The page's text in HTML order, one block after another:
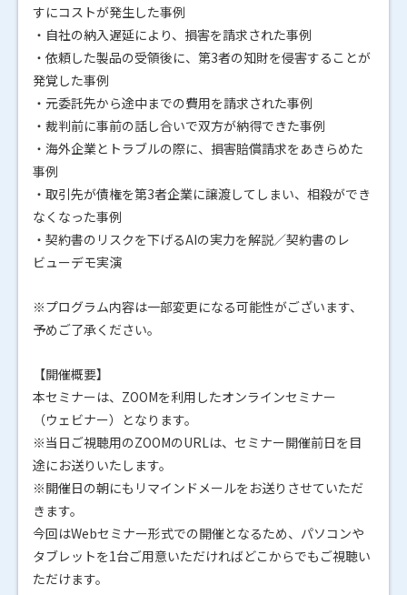
すにコストが発生した事例
・自社の納入遅延により、損害を請求された事例
・依頼した製品の受領後に、第3者の知財を侵害することが
発覚した事例
・元委託先から途中までの費用を請求された事例
・裁判前に事前の話し合いで双方が納得できた事例
・海外企業とトラブルの際に、損害賠償請求をあきらめた
事例
・取引先が債権を第3者企業に譲渡してしまい、相殺ができ
なくなった事例
・契約書のリスクを下げるAIの実力を解説／契約書のレ
ビューデモ実演
※プログラム内容は一部変更になる可能性がございます、
予めご了承ください。
【開催概要】
本セミナーは、ZOOMを利用したオンラインセミナー
（ウェビナー）となります。
※当日ご視聴用のZOOMのURLは、セミナー開催前日を目
途にお送りいたします。
※開催日の朝にもリマインドメールをお送りさせていただ
きます。
今回はWebセミナー形式での開催となるため、パソコンや
タブレットを1台ご用意いただければどこからでもご視聴い
ただけます。